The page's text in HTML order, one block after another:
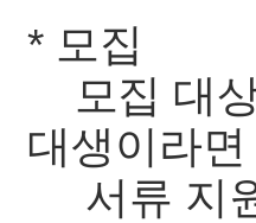
* 모집
모집 대
대생이라
서류 지